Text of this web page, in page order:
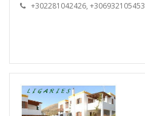
+302281042426, +306932105453